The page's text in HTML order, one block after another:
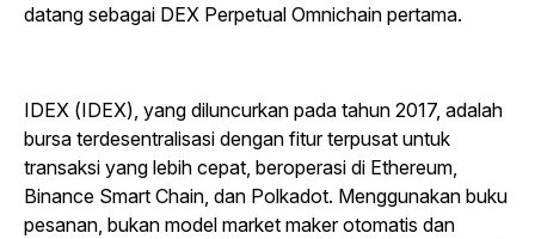
datang sebagai DEX Perpetual Omnichain pertama.
IDEX (IDEX), yang diluncurkan pada tahun 2017, adalah
bursa terdesentralisasi dengan fitur terpusat untuk
transaksi yang lebih cepat, beroperasi di Ethereum,
Binance Smart Chain, dan Polkadot. Menggunakan buku
pesanan, bukan model market maker otomatis dan